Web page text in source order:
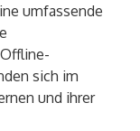
umfassende
sich im
und ihrer